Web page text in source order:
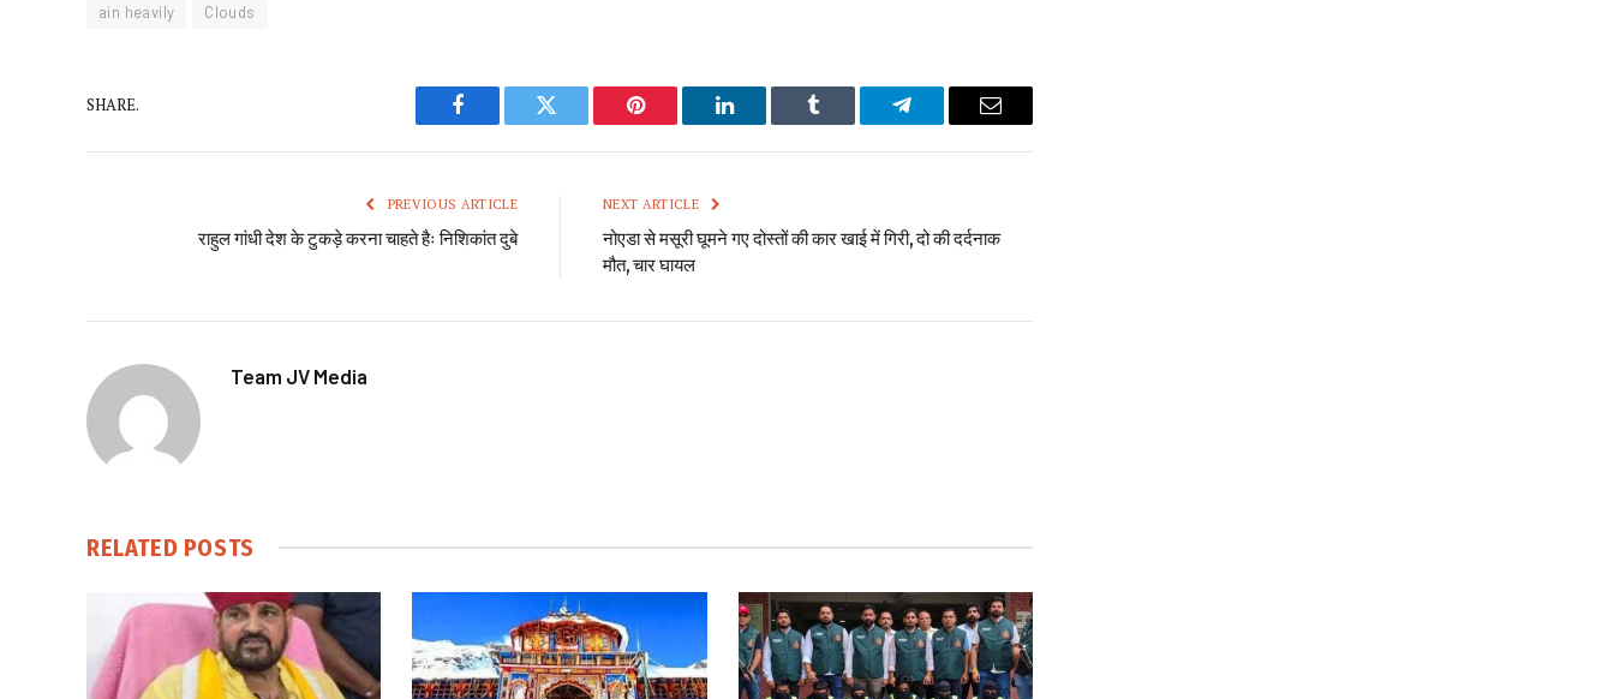
ain heavily Clouds
SHARE.
Facebook Twitter Pinterest LinkedIn Tumblr Telegram Email
PREVIOUS ARTICLE
राहुल गांधी देश के टुकड़े करना चाहते हैः निशिकांत दुबे
NEXT ARTICLE
नोएडा से मसूरी घूमने गए दोस्तों की कार खाई में गिरी, दो की दर्दनाक
मौत, चार घायल
Team JV Media
RELATED POSTS